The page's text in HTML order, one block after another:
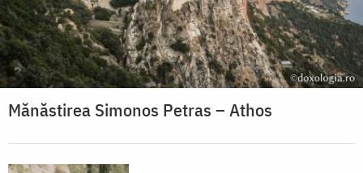
Mănăstirea Simonos Petras – Athos